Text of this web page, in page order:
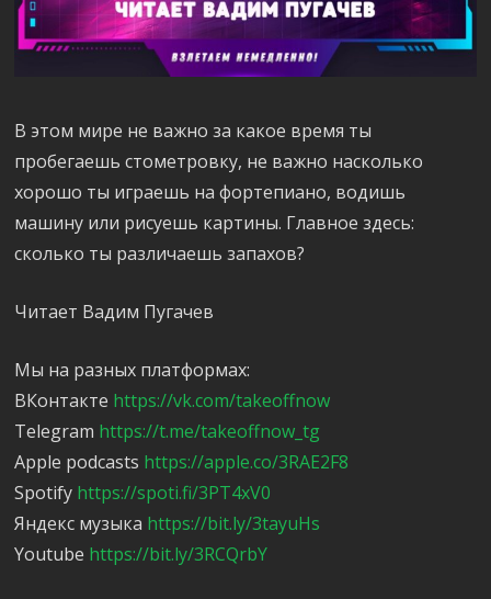
В этом мире не важно за какое время ты
пробегаешь стометровку, не важно насколько
хорошо ты играешь на фортепиано, водишь
машину или рисуешь картины. Главное здесь:
сколько ты различаешь запахов?
Читает Вадим Пугачев
Мы на разных платформах:
ВКонтакте https://vk.com/takeoffnow
Telegram https://t.me/takeoffnow_tg
Apple podcasts https://apple.co/3RAE2F8
Spotify https://spoti.fi/3PT4xV0
Яндекс музыка https://bit.ly/3tayuHs
Youtube https://bit.ly/3RCQrbY